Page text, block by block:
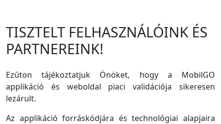
TISZTELT FELHASZNÁLÓINK ÉS
PARTNEREINK!
Ezúton tájékoztatjuk Önöket, hogy a MobilGO
applikáció és weboldal piaci validációja sikeresen
lezárult.
Az applikáció forráskódjára és technológiai alapjaira